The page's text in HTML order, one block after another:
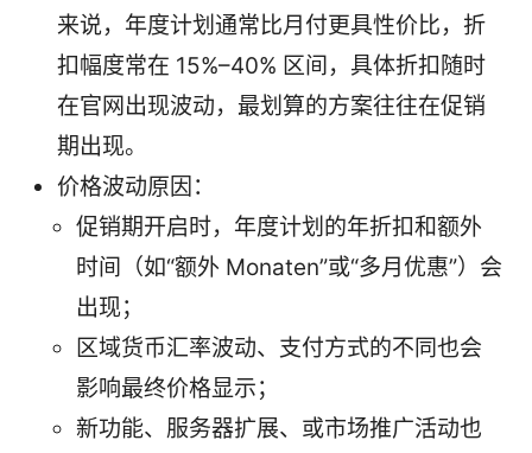
来说，年度计划通常比月付更具性价比，折
扣幅度常在 15%–40% 区间，具体折扣随时
在官网出现波动，最划算的方案往往在促销
期出现。
价格波动原因：
促销期开启时，年度计划的年折扣和额外
时间（如“额外 Monaten”或“多月优惠”）会
出现；
区域货币汇率波动、支付方式的不同也会
影响最终价格显示；
新功能、服务器扩展、或市场推广活动也